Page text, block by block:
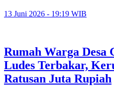
13 Juni 2026 - 19:19 WIB
Rumah Warga Desa
Ludes Terbakar,
Ratusan Juta Rupiah